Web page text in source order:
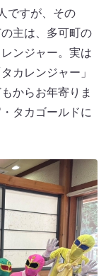
すが、その
主は、多可町の
ンジャー。実は
カレンジャー」
からお年寄りま
タカゴールドに